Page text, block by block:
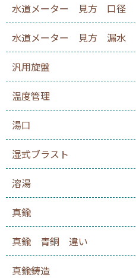
水道メーター 見方 口径
水道メーター 見方 漏水
汎用旋盤
温度管理
湯口
湿式ブラスト
溶湯
真鍮
真鍮 青銅 違い
真鍮鋳造